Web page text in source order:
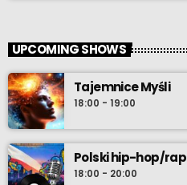
UPCOMING SHOWS
Tajemnice Myśli
18:00 - 19:00
Polski hip-hop/rap
18:00 - 20:00